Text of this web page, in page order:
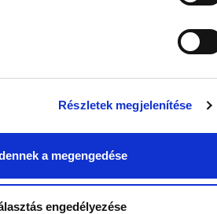
Részletek megjelenítése
a megengedése
engedélyezése
, és
nyomja mega párnát,
rögzítse azt.